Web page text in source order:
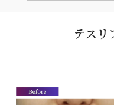
テスリ